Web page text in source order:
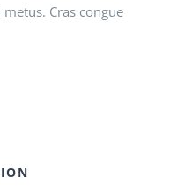
Cras congue